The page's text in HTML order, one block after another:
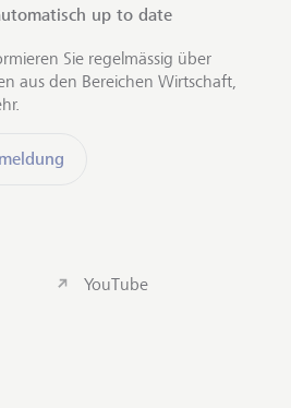
up to date
Sie regelmässig über
aus den Bereichen Wirtschaft,
YouTube